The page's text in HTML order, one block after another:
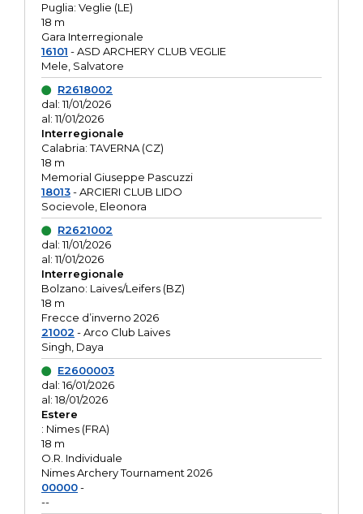
Puglia: Veglie (LE)
18 m
Gara Interregionale
16101 - ASD ARCHERY CLUB VEGLIE
Mele, Salvatore
R2618002
dal: 11/01/2026
al: 11/01/2026
Interregionale
Calabria: TAVERNA (CZ)
18 m
Memorial Giuseppe Pascuzzi
18013- ARCIERI CLUB LIDO
Socievole, Eleonora
R2621002
dal: 11/01/2026
al: 11/01/2026
Interregionale
Bolzano: Laives/Leifers (BZ)
18 m
Frecce d’inverno 2026
21002 - Arco Club Laives
Singh, Daya
E2600003
dal: 16/01/2026
al: 18/01/2026
Estere
: Nimes (FRA)
18 m
O.R. Individuale
Nimes Archery Tournament 2026
00000-
--